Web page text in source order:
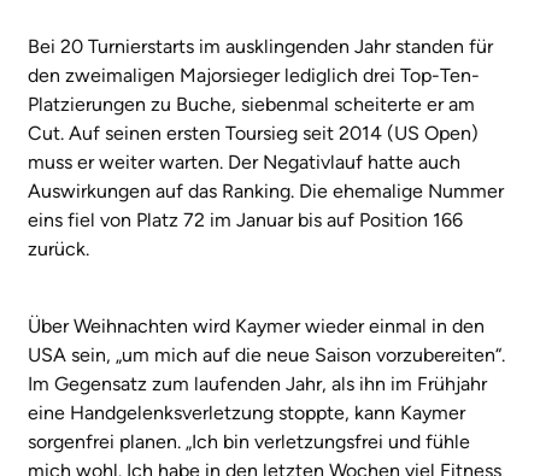
Bei 20 Turnierstarts im ausklingenden Jahr standen für
den zweimaligen Majorsieger lediglich drei Top-Ten-
Platzierungen zu Buche, siebenmal scheiterte er am
Cut. Auf seinen ersten Toursieg seit 2014 (US Open)
muss er weiter warten. Der Negativlauf hatte auch
Auswirkungen auf das Ranking. Die ehemalige Nummer
eins fiel von Platz 72 im Januar bis auf Position 166
zurück.
Über Weihnachten wird Kaymer wieder einmal in den
USA sein, „um mich auf die neue Saison vorzubereiten“.
Im Gegensatz zum laufenden Jahr, als ihn im Frühjahr
eine Handgelenksverletzung stoppte, kann Kaymer
sorgenfrei planen. „Ich bin verletzungsfrei und fühle
mich wohl. Ich habe in den letzten Wochen viel Fitness